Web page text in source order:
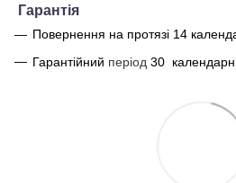
Гарантія
Повернення на протязі 14
Гарантійний період 30